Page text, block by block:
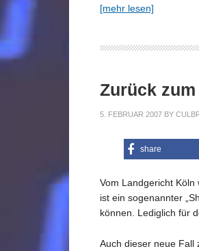
[mehr lesen]
Zurück
5. FEBRUAR 2007 BY
share
Vom Landgericht
ist ein sogenannter
können. Lediglich für
Auch dieser neue Fall